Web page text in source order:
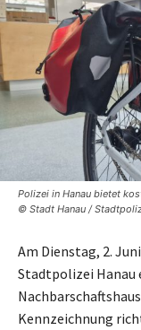
Polizei in Hanau bietet
© Stadt Hanau /
Am Dienstag, 2.
Stadtpolizei Hanau
Kennzeichnung